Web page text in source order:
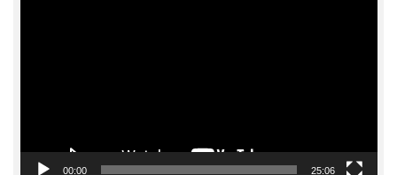
00:00 25:06